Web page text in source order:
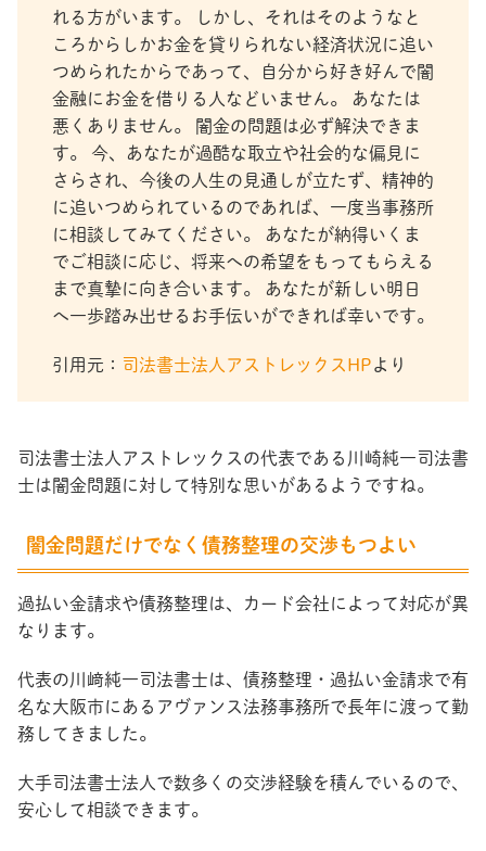
れる方がいます。 しかし、それはそのようなと
ころからしかお金を貸りられない経済状況に追い
つめられたからであって、自分から好き好んで闇
金融にお金を借りる人などいません。 あなたは
悪くありません。 闇金の問題は必ず解決できま
す。 今、あなたが過酷な取立や社会的な偏見に
さらされ、今後の人生の見通しが立たず、精神的
に追いつめられているのであれば、一度当事務所
に相談してみてください。 あなたが納得いくま
でご相談に応じ、将来への希望をもってもらえる
まで真摯に向き合います。 あなたが新しい明日
へ一歩踏み出せるお手伝いができれば幸いです。
引用元： 司法書士法人アストレックスHPより
司法書士法人アストレックスの代表である川崎純一司法書
士は闇金問題に対して特別な思いがあるようですね。
闇金問題だけでなく債務整理の交渉もつよい
過払い金請求や債務整理は、カード会社によって対応が異
なります。
代表の川﨑純一司法書士は、債務整理・過払い金請求で有
名な大阪市にあるアヴァンス法務事務所で長年に渡って勤
務してきました。
大手司法書士法人で数多くの交渉経験を積んでいるので、
安心して相談できます。